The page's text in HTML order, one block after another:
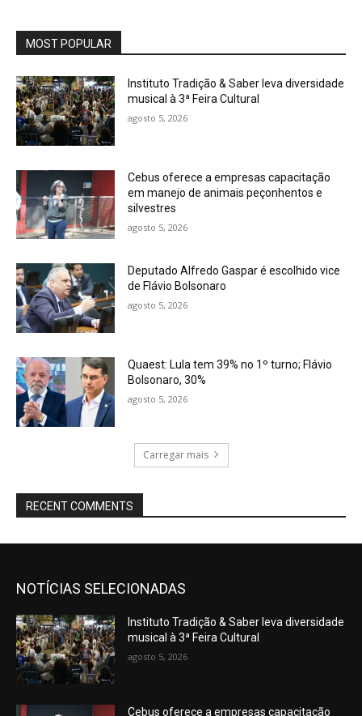
MOST POPULAR
Instituto Tradição & Saber leva diversidade
musical à 3ª Feira Cultural
agosto 5, 2026
Cebus oferece a empresas capacitação
em manejo de animais peçonhentos e
silvestres
agosto 5, 2026
Deputado Alfredo Gaspar é escolhido vice
de Flávio Bolsonaro
agosto 5, 2026
Quaest: Lula tem 39% no 1º turno; Flávio
Bolsonaro, 30%
agosto 5, 2026
Carregar mais
RECENT COMMENTS
NOTÍCIAS SELECIONADAS
Instituto Tradição & Saber leva diversidade
musical à 3ª Feira Cultural
agosto 5, 2026
Cebus oferece a empresas capacitação